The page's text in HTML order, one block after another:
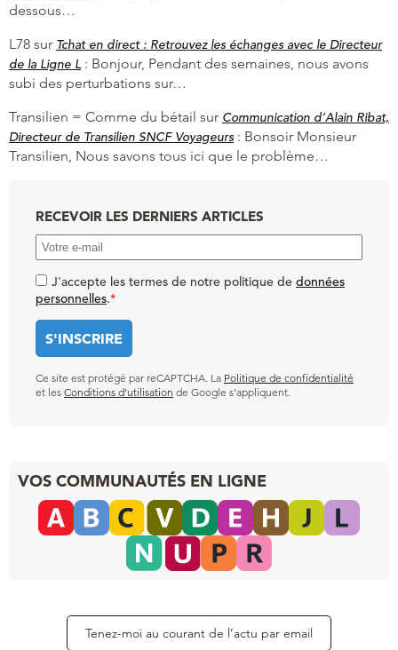
dessous…
L78 sur Tchat en direct : Retrouvez les échanges avec le Directeur
de la Ligne L : Bonjour, Pendant des semaines, nous avons
subi des perturbations sur…
Transilien = Comme du bétail sur Communication d’Alain Ribat,
Directeur de Transilien SNCF Voyageurs : Bonsoir Monsieur
Transilien, Nous savons tous ici que le problème…
RECEVOIR LES DERNIERS ARTICLES
J'accepte les termes de notre politique de données
personnelles.*
Ce site est protégé par reCAPTCHA. La Politique de confidentialité
et les Conditions d’utilisation de Google s’appliquent.
VOS COMMUNAUTÉS EN LIGNE
Tenez-moi au courant de l’actu par email